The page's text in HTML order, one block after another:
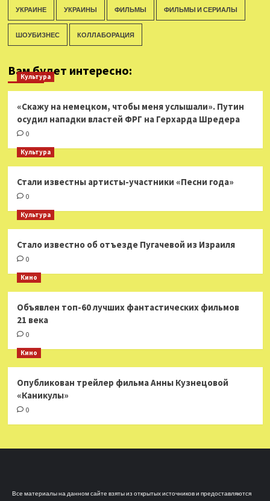
УКРАИНЕ УКРАИНЫ ФИЛЬМЫ ФИЛЬМЫ И СЕРИАЛЫ
ШОУБИЗНЕС КОЛЛАБОРАЦИЯ
Вам будет интересно:
Культура
«Скажу на немецком, чтобы меня услышали». Путин
осудил нападки властей ФРГ на Герхарда Шредера
0
Культура
Стали известны артисты-участники «Песни года»
0
Культура
Стало известно об отъезде Пугачевой из Израиля
0
Кино
Объявлен топ-60 лучших фантастических фильмов
21 века
0
Кино
Опубликован трейлер фильма Анны Кузнецовой
«Каникулы»
0
Все материалы на данном сайте взяты из открытых источников и предоставляются